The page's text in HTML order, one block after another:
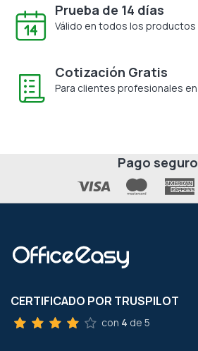
Prueba de 14 días
Válido en todos los productos
Cotización Gratis
Para clientes profesionales
Pago seguro
CERTIFICADO POR TRUSPILOT
con 4 de 5